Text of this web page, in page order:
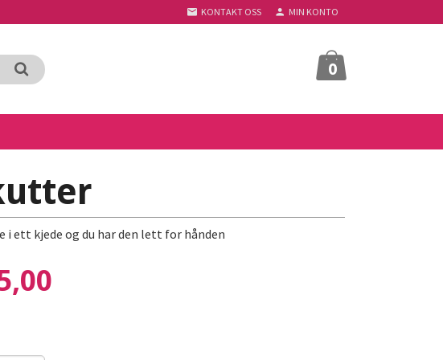
KONTAKT OSS MIN KONTO
0
i ett kjede og du har den lett for hånden